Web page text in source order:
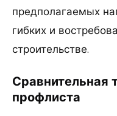
предполагаемых
гибких и
строительстве.
Сравнительная
профлиста